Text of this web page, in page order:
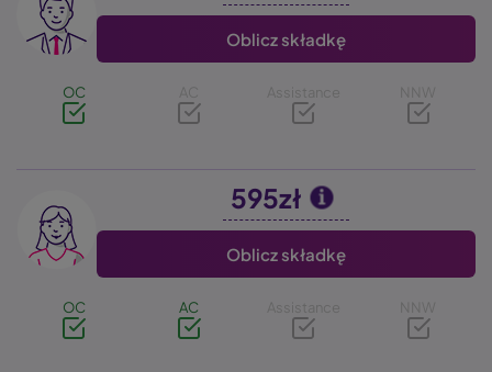
Oblicz składkę
OC AC Assistance NNW
Image 595zł
Oblicz składkę
OC AC Assistance NNW